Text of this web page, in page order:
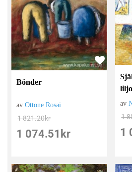
Bönder
avOttone Rosai
1 821.20kr
1 074.51 kr
av
1
1